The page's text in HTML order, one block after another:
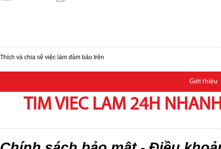
Thích và chia sẽ việc làm đảm bảo trên
Giới thiệu
TIM VIEC LAM 24H